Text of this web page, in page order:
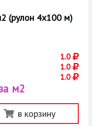
(рулон 4х100 м)
1.0
1.0
1.0
м2
в корзину